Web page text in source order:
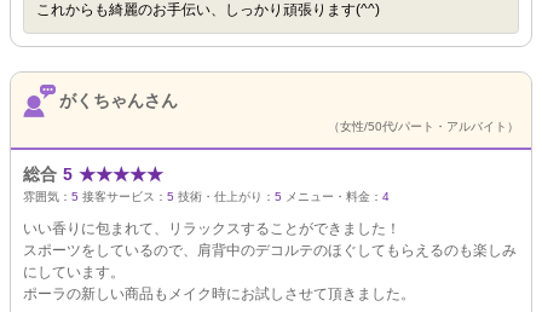
これからも綺麗のお手伝い、しっかり頑張ります(^^)
がくちゃんさん
（女性/50代/パート・アルバイト）
総合 5 ★★★★★
雰囲気： 5 接客サービス： 5 技術・仕上がり： 5 メニュー・料金： 4
いい香りに包まれて、リラックスすることができました！
スポーツをしているので、肩背中のデコルテのほぐしてもらえるのも楽しみ
にしています。
ポーラの新しい商品もメイク時にお試しさせて頂きました。